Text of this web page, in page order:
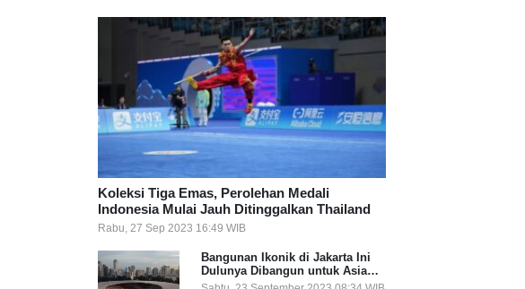
Koleksi Tiga Emas, Perolehan Medali
Indonesia Mulai Jauh Ditinggalkan Thailand
Rabu, 27 Sep 2023 16:49 WIB
Bangunan Ikonik di Jakarta Ini
Dulunya Dibangun untuk Asian
Games, Apa Saja?